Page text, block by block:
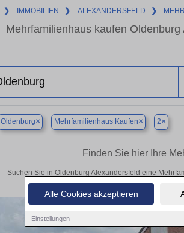
Alle Cookies akzeptieren
Einstellungen
❯ IMMOBILIEN ❯ ALEXANDERSFELD ❯
Mehrfamilienhaus kaufen
Oldenburg× Mehrfamilienhaus Kaufen× 2×
Finden Sie hier Ihre
Suchen Sie in Oldenburg Alexandersfeld eine
als Kapitalanlage oder zur